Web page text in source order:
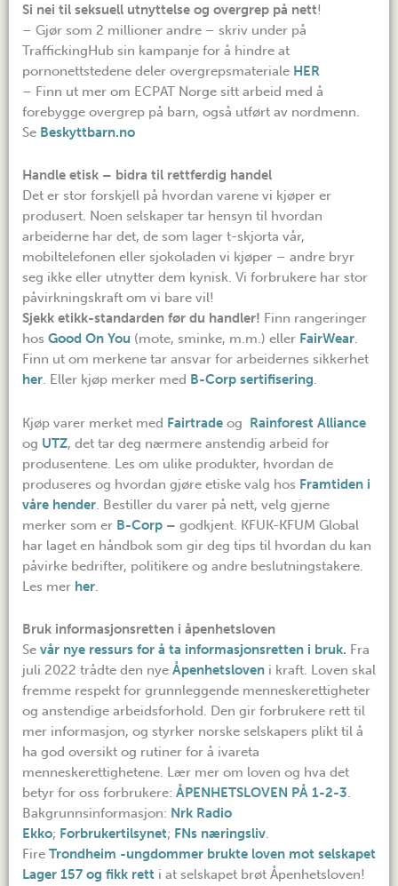
Si nei til seksuell utnyttelse og overgrep på nett!
– Gjør som 2 millioner andre – skriv under på
TraffickingHub sin kampanje for å hindre at
pornonettstedene deler overgrepsmateriale HER
– Finn ut mer om ECPAT Norge sitt arbeid med å
forebygge overgrep på barn, også utført av nordmenn.
Se Beskyttbarn.no
Handle etisk – bidra til rettferdig handel
Det er stor forskjell på hvordan varene vi kjøper er
produsert. Noen selskaper tar hensyn til hvordan
arbeiderne har det, de som lager t-skjorta vår,
mobiltelefonen eller sjokoladen vi kjøper – andre bryr
seg ikke eller utnytter dem kynisk. Vi forbrukere har stor
påvirkningskraft om vi bare vil!
Sjekk etikk-standarden før du handler! Finn rangeringer
hos Good On You (mote, sminke, m.m.) eller FairWear.
Finn ut om merkene tar ansvar for arbeidernes sikkerhet
her. Eller kjøp merker med B-Corp sertifisering.
Kjøp varer merket med Fairtrade og Rainforest Alliance
og UTZ, det tar deg nærmere anstendig arbeid for
produsentene. Les om ulike produkter, hvordan de
produseres og hvordan gjøre etiske valg hos Framtiden i
våre hender. Bestiller du varer på nett, velg gjerne
merker som er B-Corp – godkjent. KFUK-KFUM Global
har laget en håndbok som gir deg tips til hvordan du kan
påvirke bedrifter, politikere og andre beslutningstakere.
Les mer her.
Bruk informasjonsretten i åpenhetsloven
Se vår nye ressurs for å ta informasjonsretten i bruk. Fra
juli 2022 trådte den nye Åpenhetsloven i kraft. Loven skal
fremme respekt for grunnleggende menneskerettigheter
og anstendige arbeidsforhold. Den gir forbrukere rett til
mer informasjon, og styrker norske selskapers plikt til å
ha god oversikt og rutiner for å ivareta
menneskerettighetene. Lær mer om loven og hva det
betyr for oss forbrukere: ÅPENHETSLOVEN PÅ 1-2-3.
Bakgrunnsinformasjon: Nrk Radio
Ekko; Forbrukertilsynet; FNs næringsliv.
Fire Trondheim -ungdommer brukte loven mot selskapet
Lager 157 og fikk rett i at selskapet brøt Åpenhetsloven!